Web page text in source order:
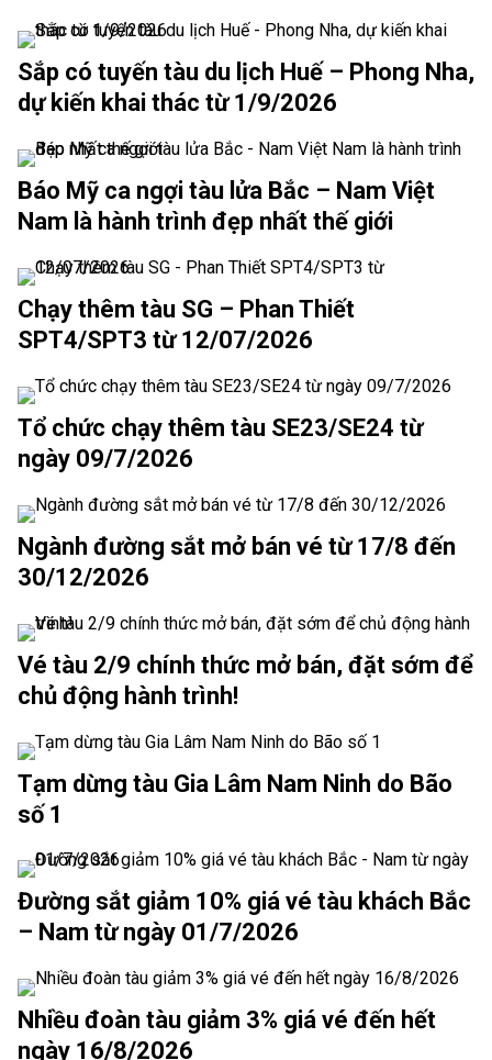
Sắp có tuyến tàu du lịch Huế – Phong Nha,
dự kiến khai thác từ 1/9/2026
Báo Mỹ ca ngợi tàu lửa Bắc – Nam Việt
Nam là hành trình đẹp nhất thế giới
Chạy thêm tàu SG – Phan Thiết
SPT4/SPT3 từ 12/07/2026
Tổ chức chạy thêm tàu SE23/SE24 từ
ngày 09/7/2026
Ngành đường sắt mở bán vé từ 17/8 đến
30/12/2026
Vé tàu 2/9 chính thức mở bán, đặt sớm để
chủ động hành trình!
Tạm dừng tàu Gia Lâm Nam Ninh do Bão
số 1
Đường sắt giảm 10% giá vé tàu khách Bắc
– Nam từ ngày 01/7/2026
Nhiều đoàn tàu giảm 3% giá vé đến hết
ngày 16/8/2026